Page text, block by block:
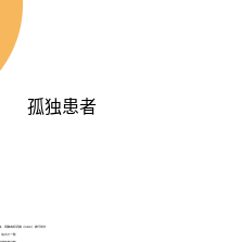
孤独患者